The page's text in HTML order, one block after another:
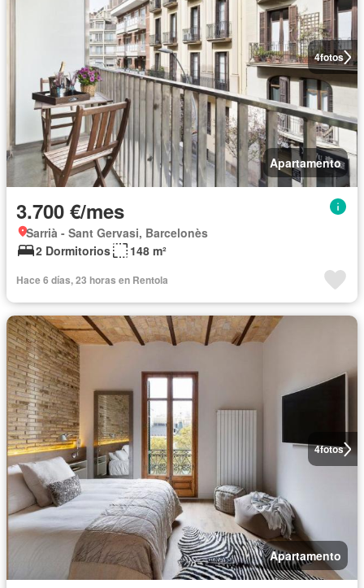
4fotos
Apartamento
3.700 €/mes
Sarrià - Sant Gervasi, Barcelonès
2 Dormitorios
148 m²
Hace 6 días, 23 horas en Rentola
4fotos
Apartamento